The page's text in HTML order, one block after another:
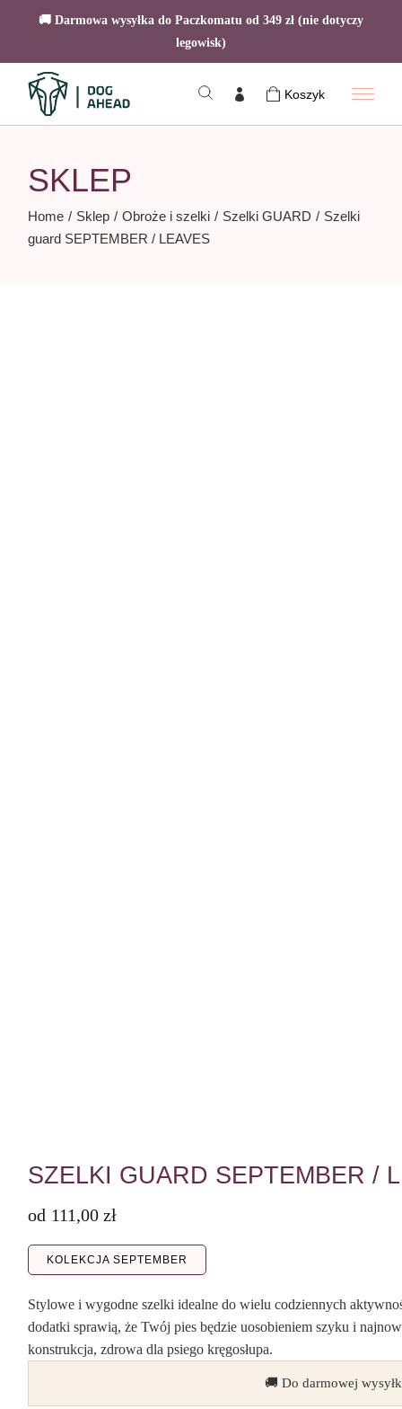
🚚 Darmowa wysyłka do Paczkomatu od 349 zł (nie dotyczy
legowisk)
content
Koszyk
SKLEP
Home Sklep Obroże i szelki Szelki GUARD
Szelki
guard SEPTEMBER / LEAVES
SZELKI GUARD SEPTEMBER /
od 111,00zł
KOLEKCJA SEPTEMBER
Stylowe i wygodne szelki idealne do wielu codziennych
dodatki sprawią, że Twój pies będzie uosobieniem szyku i
konstrukcja, zdrowa dla psiego kręgosłupa.
🚚 Do darmowej